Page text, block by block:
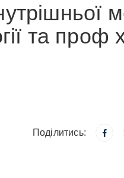
та проф
Поділитись: